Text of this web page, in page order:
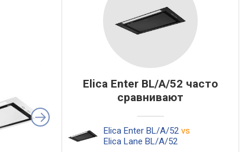
Elica Enter BL/A/52 часто
сравнивают
Elica Enter BL/A/52 vs
Elica Lane BL/A/52